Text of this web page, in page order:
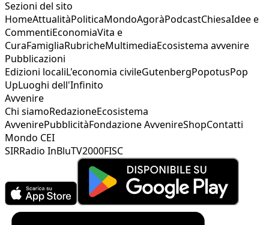
Sezioni del sito
HomeAttualitàPoliticaMondoAgoràPodcastChiesaIdee e
CommentiEconomiaVita e
CuraFamigliaRubricheMultimediaEcosistema avvenire
Pubblicazioni
Edizioni localiL'economia civileGutenbergPopotusPop
UpLuoghi dell'Infinito
Avvenire
Chi siamoRedazioneEcosistema
AvvenirePubblicitàFondazione AvvenireShopContatti
Mondo CEI
SIRRadio InBluTV2000FISC